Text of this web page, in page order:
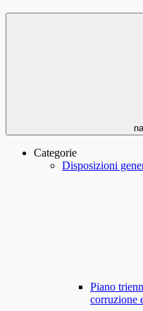
Categorie
Disposizioni
Piano
corruzione